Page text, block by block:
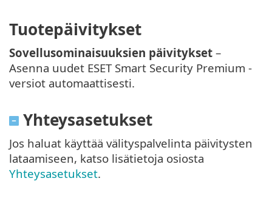
Tuotepäivitykset
Sovellusominaisuuksien päivitykset –
Asenna uudet ESET Smart Security Premium -
versiot automaattisesti.
Yhteysasetukset
Jos haluat käyttää välityspalvelinta päivitysten
lataamiseen, katso lisätietoja osiosta
Yhteysasetukset.